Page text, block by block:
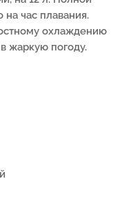
на час плавания.
охлаждению
жаркую погоду.